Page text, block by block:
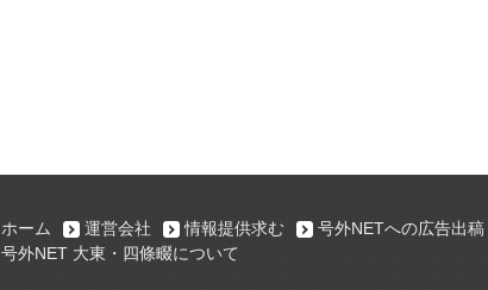
ホーム 運営会社 情報提供求む 号外NETへの広告出稿
号外NET 大東・四條畷について